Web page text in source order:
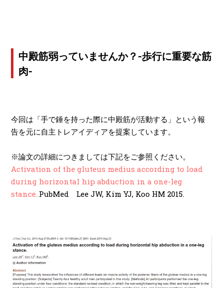
中殿筋弱っていませんか？-歩行に重要な筋
肉-
今回は「手で錘を持った際に中殿筋が活動する」という報
告を元に自主トレアイディアを提案しています。
※論文の詳細につきましては下記をご参照ください。
Activation of the gluteus medius according to load
during horizontal hip abduction in a one-leg
stance..PubMed Lee JW, Kim YJ, Koo HM 2015.